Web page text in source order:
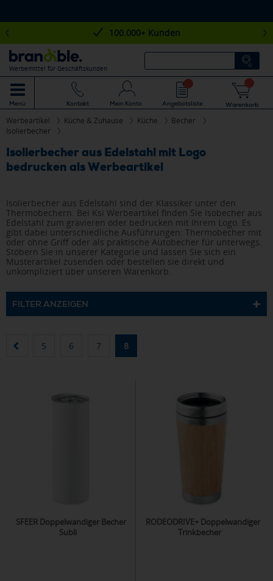
100.000+ Kunden
Werbemittel für Geschäftskunden
Menü Kontakt Mein Konto Angebotsliste Warenkorb
Werbeartikel Küche & Zuhause Küche
Becher
Isolierbecher
Isolierbecher aus Edelstahl mit Logo
bedrucken als Werbeartikel
Isolierbecher aus Edelstahl sind der Klassiker unter den
Thermobechern. Bei Ksi Werbeartikel finden Sie Isobecher aus
Edelstahl zum gravieren oder bedrucken mit Ihrem Logo. Es
gibt dabei unterschiedliche Ausführungen: Thermobecher mit
oder ohne Griff oder als praktische Autobecher für unterwegs.
Stöbern Sie in unserer Kategorie und lassen Sie sich ein
Musterartikel zusenden oder bestellen sie direkt und
unkompliziert über unseren Warenkorb.
FILTER ANZEIGEN
5 6 7 8
SFEER Doppelwandiger Becher
Subli
RODEODRIVE+ Doppelwandiger
Trinkbecher